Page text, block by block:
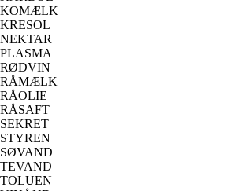
KOMÆLK
KRESOL
NEKTAR
PLASMA
RØDVIN
RÅMÆLK
RÅOLIE
RÅSAFT
SEKRET
STYREN
SØVAND
TEVAND
TOLUEN